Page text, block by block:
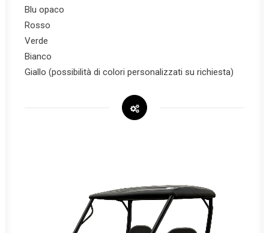
Blu opaco
Rosso
Verde
Bianco
Giallo (possibilità di colori personalizzati su richiesta)